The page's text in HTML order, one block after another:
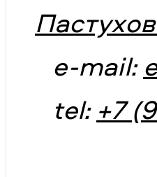
e-mail:
tel: +7